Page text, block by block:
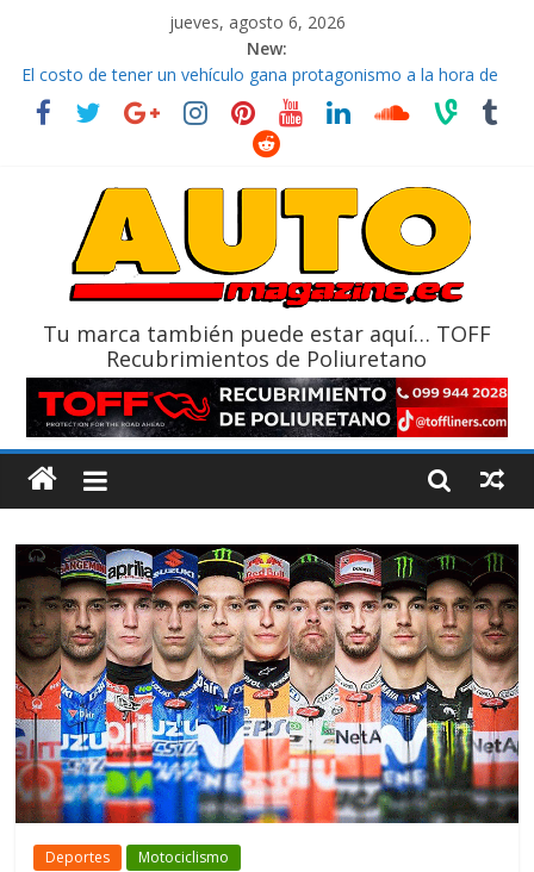
jueves, agosto 6, 2026
New:
El costo de tener un vehículo gana protagonismo a la hora de
decidir
Ultima película ‘Spider‑Man: Brand New Day’ pone en escena a
La Vuelta al Ecuador 2026, edición 47ª, recorre 7 provincias en 8
La FEDAK recibe 12 Sinotruk Bolden para cubrir las rutas de La
Tu marca también puede estar aquí… TOFF
Recubrimientos de Poliuretano
Deportes Motociclismo